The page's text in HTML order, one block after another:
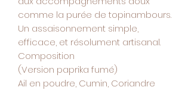
comme la purée de topinambours.
Un assaisonnement simple,
efficace, et résolument artisanal.
Composition
(Version paprika fumé)
Ail en poudre, Cumin, Coriandre